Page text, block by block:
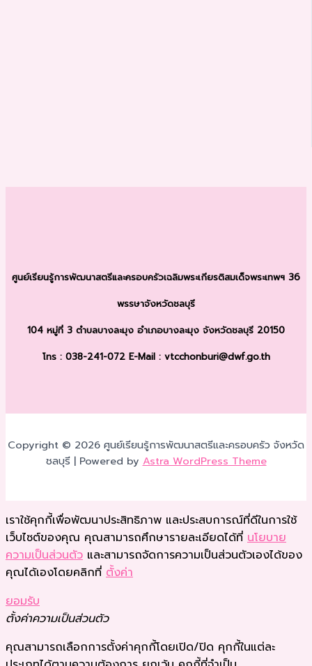
ศูนย์เรียนรู้การพัฒนาสตรีและครอบครัวเฉลิมพระเกียรติสมเด็จพระเทพฯ 36
พรรษาจังหวัดชลบุรี
104 หมู่ที่ 3 ตำบลบางละมุง อำเภอบางละมุง จังหวัดชลบุรี 20150
โทร : 038-241-072 E-Mail : vtcchonburi@dwf.go.th
Copyright © 2026 ศูนย์เรียนรู้การพัฒนาสตรีและครอบครัว จังหวัด
ชลบุรี | Powered byAstra WordPress Theme
เราใช้คุกกี้เพื่อพัฒนาประสิทธิภาพ และประสบการณ์ที่ดีในการใช้
เว็บไซต์ของคุณ คุณสามารถศึกษารายละเอียดได้ที่ นโยบาย
ความเป็นส่วนตัว และสามารถจัดการความเป็นส่วนตัวเองได้ของ
คุณได้เองโดยคลิกที่ ตั้งค่า
ยอมรับ
ตั้งค่าความเป็นส่วนตัว
คุณสามารถเลือกการตั้งค่าคุกกี้โดยเปิด/ปิด คุกกี้ในแต่ละ